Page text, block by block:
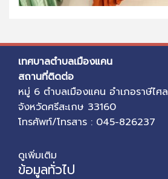
เทศบาลตำบลเมืองแคน
สถานที่ติดต่อ
หมู่ 6 ตำบลเมืองแคน อำเภอราษีไศล
จังหวัดศรีสะเกษ 33160
โทรศัพท์/โทรสาร : 045-826237
ดูเพิ่มเติม
ข้อมูลทั่วไป